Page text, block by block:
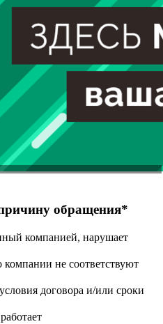
обращения*
компанией, нарушает
не соответствуют
договора и/или сроки